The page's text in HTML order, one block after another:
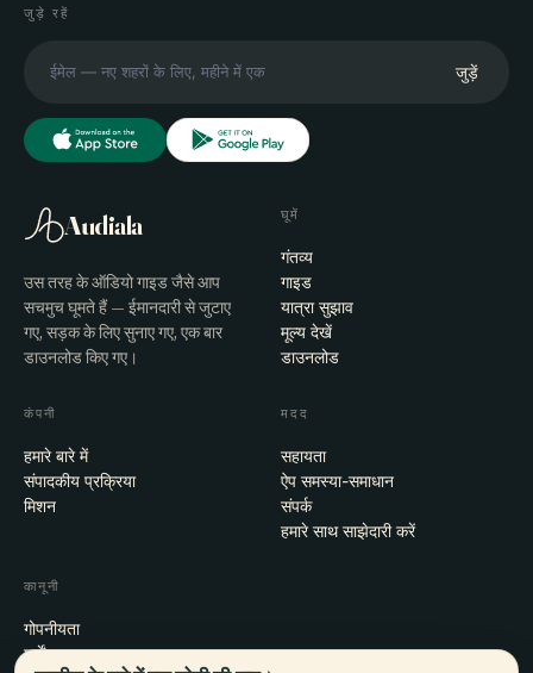
जुड़े रहें
जुड़ें
Audiala
उस तरह के ऑडियो गाइड जैसे आप
सचमुच घूमते हैं — ईमानदारी से जुटाए
गए, सड़क के लिए सुनाए गए, एक बार
डाउनलोड किए गए।
घूमें
गंतव्य
गाइड
यात्रा सुझाव
मूल्य देखें
डाउनलोड
कंपनी
हमारे बारे में
संपादकीय प्रक्रिया
मिशन
मदद
सहायता
ऐप समस्या-समाधान
संपर्क
हमारे साथ साझेदारी करें
कानूनी
गोपनीयता
शर्तें